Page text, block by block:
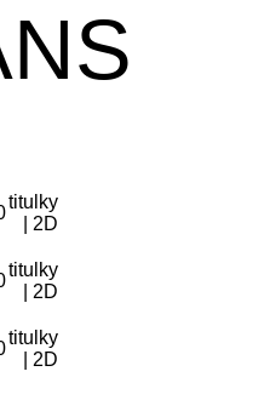
titulky
| 2D
titulky
| 2D
titulky
| 2D